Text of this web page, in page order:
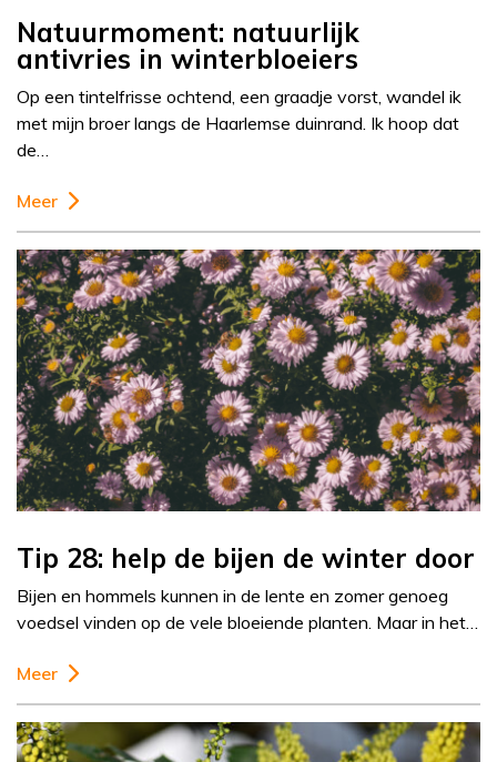
Natuurmoment: natuurlijk
antivries in winterbloeiers
Op een tintelfrisse ochtend, een graadje vorst, wandel ik
met mijn broer langs de Haarlemse duinrand. Ik hoop dat
de…
Meer
Tip 28: help de bijen de winter door
Bijen en hommels kunnen in de lente en zomer genoeg
voedsel vinden op de vele bloeiende planten. Maar in het…
Meer